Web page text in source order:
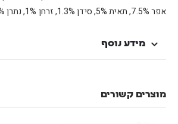
אפר 7.5%, תאית 5%, סידן 1.3%, זרחן 1%, נתרן 0.3%
מידע נוסף
מוצרים קשורים